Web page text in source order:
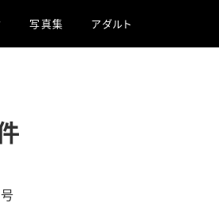
写真集 アダルト